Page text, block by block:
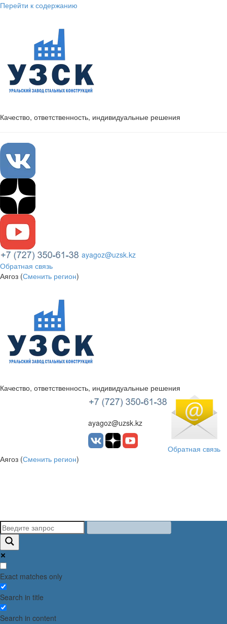
Перейти к содержанию
Качество, ответственность, индивидуальные решения
ayagoz@uzsk.kz
Обратная связь
Аягоз (Сменить регион)
УЗСК Казахстан
Качество, ответственность, индивидуальные решения
ayagoz@uzsk.kz
Обратная связь
Аягоз (Сменить регион)
Exact matches only
Search in title
Search in content